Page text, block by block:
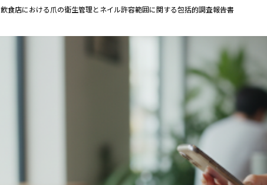
飲食店における爪の衛生管理とネイル許容範囲に関する包括的調査報告書